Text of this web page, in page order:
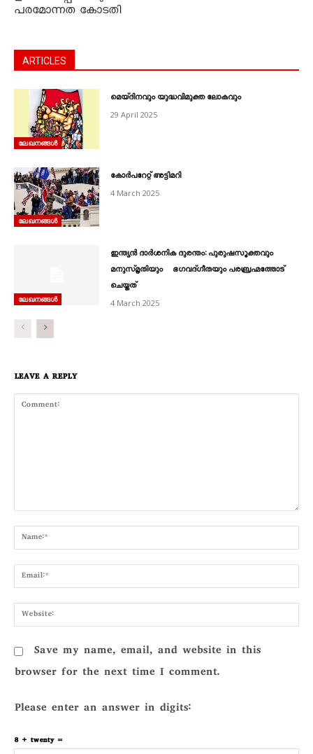
പരമോന്നത കോടതി
ARTICLES
ലേഖനങ്ങൾ
മെയ്ദിനവും യുദ്ധവിമുക്ത ലോകവും
29 April 2025
ലേഖനങ്ങൾ
കോർപറേറ്റ് അട്ടിമറി
4 March 2025
ലേഖനങ്ങൾ
ഇന്ത്യൻ ദാർശനിക ദുരന്തം: പുരുഷസൂക്തവും
മനുസ്മൃതിയും ഭഗവദ്ഗീതയും പരബ്രഹ്മത്തോട്
ചെയ്തത്
4 March 2025
LEAVE A REPLY
Save my name, email, and website in this
browser for the next time I comment.
Please enter an answer in digits:
8 + twenty =